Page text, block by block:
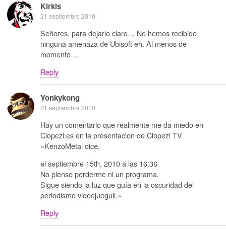
Kirkis
21 septiembre 2010
Señores, para dejarlo claro… No hemos recibido
ninguna amenaza de Ubisoft eh. Al menos de
momento…
Reply
Yonkykong
21 septiembre 2010
Hay un comentario que realmente me da miedo en
Clopezi.es en la presentacion de Clopezi TV
«KenzoMetal dice,
el septiembre 15th, 2010 a las 16:36
No pienso perderme ni un programa.
Sigue siendo la luz que guía en la oscuridad del
periodismo videojueguil.»
Reply